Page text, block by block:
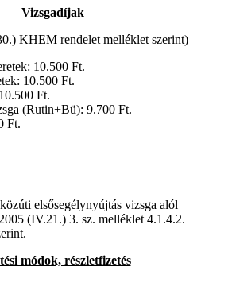
Vizsgadíjak
KHEM rendelet melléklet szerint)
10.500 Ft.
10.500 Ft.
Ft.
(Rutin+Bü): 9.700 Ft.
Ft.
elsősegélynyújtás vizsga alól
(IV.21.) 3. sz. melléklet 4.1.4.2.
módok, részletfizetés